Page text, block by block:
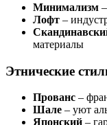
Минимализм
Лофт –
материалы
Этнические
Прованс –
Шале – уют
Японский –